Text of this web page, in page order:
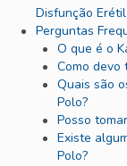
Disfunção Erétil
Perguntas
O que é o
Como devo
Quais são
Polo?
Posso
Existe
Polo?